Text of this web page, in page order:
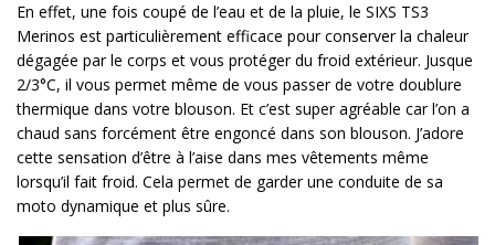
En effet, une fois coupé de l’eau et de la pluie, le SIXS TS3
Merinos est particulièrement efficace pour conserver la chaleur
dégagée par le corps et vous protéger du froid extérieur. Jusque
2/3°C, il vous permet même de vous passer de votre doublure
thermique dans votre blouson. Et c’est super agréable car l’on a
chaud sans forcément être engoncé dans son blouson. J’adore
cette sensation d’être à l’aise dans mes vêtements même
lorsqu’il fait froid. Cela permet de garder une conduite de sa
moto dynamique et plus sûre.